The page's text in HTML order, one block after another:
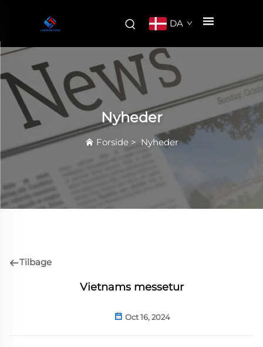
DA
Nyheder
Forside> Nyheder
Tilbage
Vietnams messetur
Oct 16, 2024